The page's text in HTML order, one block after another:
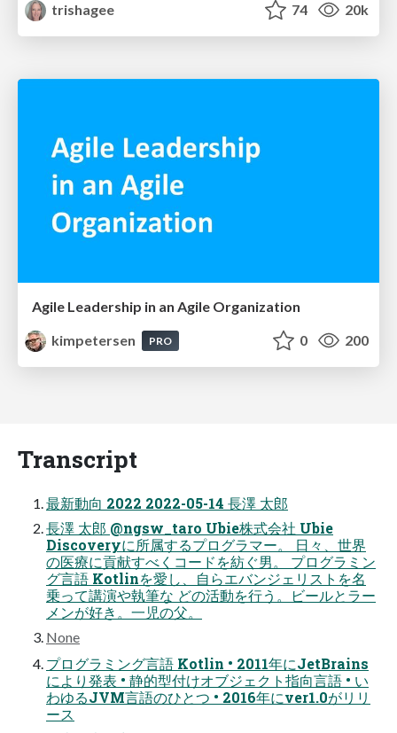
trishagee
74 20k
Agile Leadership in an Agile Organization
kimpetersen
PRO 0 200
Transcript
最新動向 2022 2022-05-14 長澤 太郎
長澤 太郎 @ngsw_taro Ubie株式会社 Ubie
Discoveryに所属するプログラマー。 日々、世界
の医療に貢献すべくコードを紡ぐ男。 プログラミン
グ言語 Kotlinを愛し、自らエバンジェリストを名
乗って講演や執筆な どの活動を行う。ビールとラー
メンが好き。一児の父。
None
プログラミング言語 Kotlin • 2011年にJetBrains
により発表 • 静的型付けオブジェクト指向言語 • い
わゆるJVM言語のひとつ • 2016年にver1.0がリリ
ース